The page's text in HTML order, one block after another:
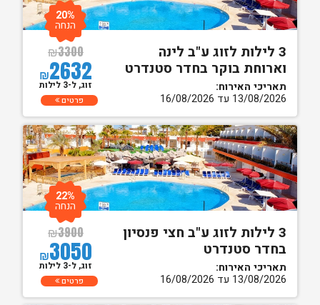
3 לילות לזוג ע"ב לינה
וארוחת בוקר בחדר סטנדרט
תאריכי האירוח:
13/08/2026 עד 16/08/2026
₪3300
₪2632
20%
הנחה
זוג, ל-3 לילות
פרטים
3 לילות לזוג ע"ב חצי פנסיון
בחדר סטנדרט
תאריכי האירוח:
13/08/2026 עד 16/08/2026
₪3900
₪3050
22%
הנחה
זוג, ל-3 לילות
פרטים